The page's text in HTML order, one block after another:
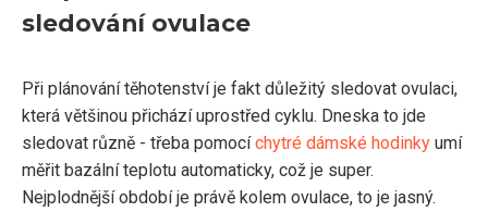
sledování ovulace
Při plánování těhotenství je fakt důležitý sledovat ovulaci,
která většinou přichází uprostřed cyklu. Dneska to jde
sledovat různě - třeba pomocíchytré dámské hodinky umí
měřit bazální teplotu automaticky, což je super.
Nejplodnější období je právě kolem ovulace, to je jasný.